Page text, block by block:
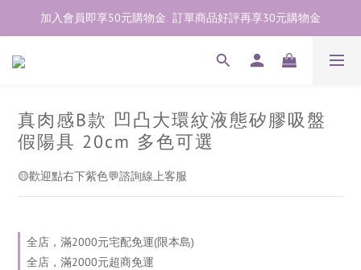
加入會員即享50元購物金  訂單商品好評再享30元購物金
加入會員即享50元購物金  訂單商品好評再享30元購物金
歡迎點右下紫色💬諮詢線上親密顧問
真肉感B款 凹凸大環紋液態矽膠吸盤
假陽具 20cm 多色可選
🟡歡迎點右下紫色💬諮詢線上客服
全店，滿2000元宅配免運(限本島)
全店，滿2000元超商免運